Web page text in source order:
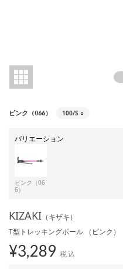
ピンク（066） 100/S ○
バリエーション
ピンク（06
6）
KIZAKI （キザキ）
T型トレッキングポール （ピンク）
¥3,289 税込